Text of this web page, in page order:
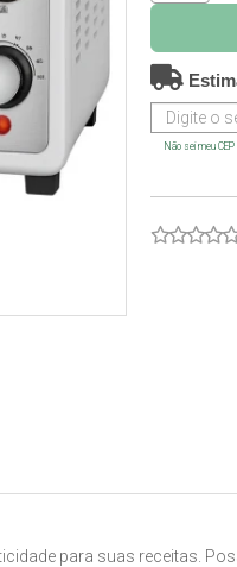
Não sei meu CEP
para suas receitas.